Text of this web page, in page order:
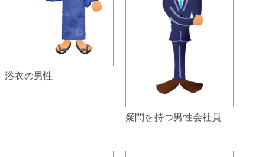
浴衣の男性
疑問を持つ男性会社員